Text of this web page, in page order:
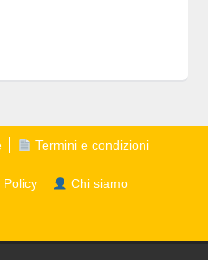
Termini e condizioni
Policy Chi siamo